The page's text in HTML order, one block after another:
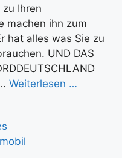
Ihren
machen ihn zum
hat alles was Sie zu
UND DAS
Weiterlesen …